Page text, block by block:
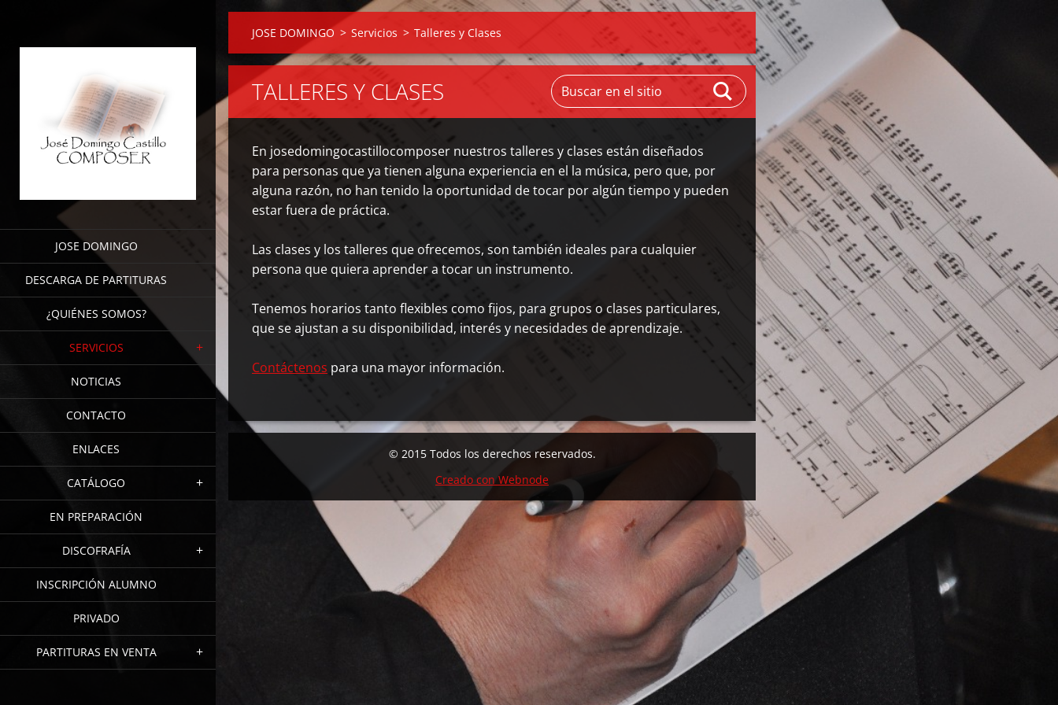
JOSE DOMINGO
DESCARGA DE PARTITURAS
¿QUIÉNES SOMOS?
SERVICIOS
NOTICIAS
CONTACTO
ENLACES
CATÁLOGO
EN PREPARACIÓN
DISCOFRAFÍA
INSCRIPCIÓN ALUMNO
PRIVADO
PARTITURAS EN VENTA
JOSE DOMINGO > Servicios > Talleres y Clases
TALLERES Y CLASES
En josedomingocastillocomposer nuestros talleres y clases están diseñados
para personas que ya tienen alguna experiencia en el la música, pero que, por
alguna razón, no han tenido la oportunidad de tocar por algún tiempo y pueden
estar fuera de práctica.
Las clases y los talleres que ofrecemos, son también ideales para cualquier
persona que quiera aprender a tocar un instrumento.
Tenemos horarios tanto flexibles como fijos, para grupos o clases particulares,
que se ajustan a su disponibilidad, interés y necesidades de aprendizaje.
Contáctenos para una mayor información.
© 2015 Todos los derechos reservados.
Creado con Webnode